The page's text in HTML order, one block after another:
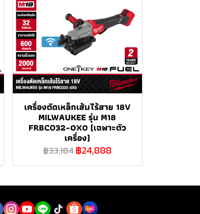
เครื่องตัดเหล็กเส้นไร้สาย 18V
MILWAUKEE รุ่น M18
FRBCO32-0X0 (เฉพาะตัว
เครื่อง)
฿33,184฿24,888